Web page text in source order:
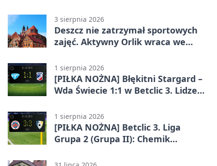
3 sierpnia 2026
Deszcz nie zatrzymał sportowych
zajęć. Aktywny Orlik wraca we
1 sierpnia 2026
[PIŁKA NOŻNA] Błękitni Stargard –
Wda Świecie 1:1 w Betclic 3. Lidze
1 sierpnia 2026
[PIŁKA NOŻNA] Betclic 3. Liga
Grupa 2 (Grupa II): Chemik
Stargard 3:3